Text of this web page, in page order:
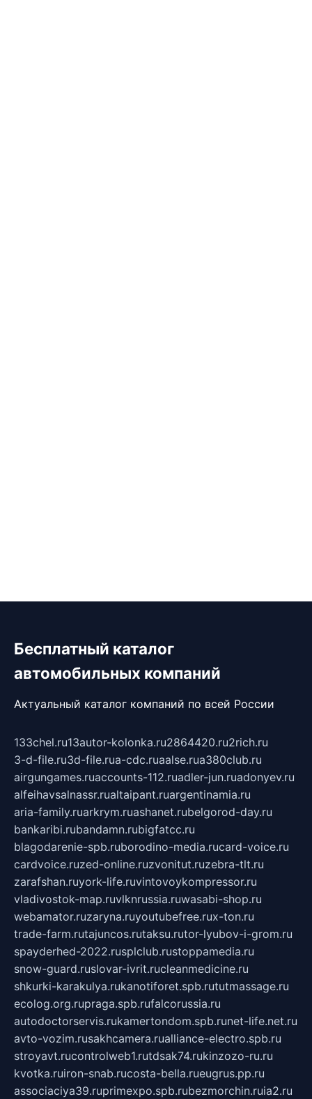
Бесплатный каталог
автомобильных компаний
Актуальный каталог компаний по всей России
133chel.ru13autor-kolonka.ru2864420.ru2rich.ru
3-d-file.ru3d-file.rua-cdc.ruaalse.rua380club.ru
airgungames.ruaccounts-112.ruadler-jun.ruadonyev.ru
alfeihavsalnassr.rualtaipant.ruargentinamia.ru
aria-family.ruarkrym.ruashanet.rubelgorod-day.ru
bankaribi.rubandamn.rubigfatcc.ru
blagodarenie-spb.ruborodino-media.rucard-voice.ru
cardvoice.ruzed-online.ruzvonitut.ruzebra-tlt.ru
zarafshan.ruyork-life.ruvintovoykompressor.ru
vladivostok-map.ruvlknrussia.ruwasabi-shop.ru
webamator.ruzaryna.ruyoutubefree.rux-ton.ru
trade-farm.rutajuncos.rutaksu.rutor-lyubov-i-grom.ru
spayderhed-2022.rusplclub.rustoppamedia.ru
snow-guard.ruslovar-ivrit.rucleanmedicine.ru
shkurki-karakulya.rukanotiforet.spb.rututmassage.ru
ecolog.org.rupraga.spb.rufalcorussia.ru
autodoctorservis.rukamertondom.spb.runet-life.net.ru
avto-vozim.rusakhcamera.rualliance-electro.spb.ru
stroyavt.rucontrolweb1.rutdsak74.rukinzozo-ru.ru
kvotka.ruiron-snab.rucosta-bella.rueugrus.pp.ru
associaciya39.ruprimexpo.spb.rubezmorchin.ruia2.ru